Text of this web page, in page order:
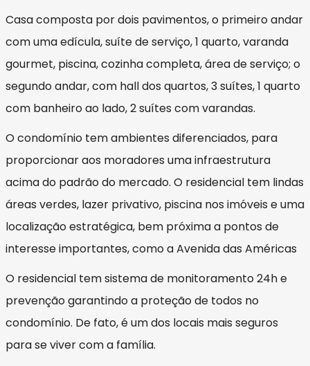
Casa composta por dois pavimentos, o primeiro andar
com uma edícula, suíte de serviço, 1 quarto, varanda
gourmet, piscina, cozinha completa, área de serviço; o
segundo andar, com hall dos quartos, 3 suítes, 1 quarto
com banheiro ao lado, 2 suítes com varandas.
O condomínio tem ambientes diferenciados, para
proporcionar aos moradores uma infraestrutura
acima do padrão do mercado. O residencial tem lindas
áreas verdes, lazer privativo, piscina nos imóveis e uma
localização estratégica, bem próxima a pontos de
interesse importantes, como a Avenida das Américas
O residencial tem sistema de monitoramento 24h e
prevenção garantindo a proteção de todos no
condomínio. De fato, é um dos locais mais seguros
para se viver com a família.